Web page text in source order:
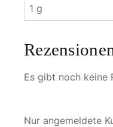
1 g
Es gibt noch keine
Nur angemeldete